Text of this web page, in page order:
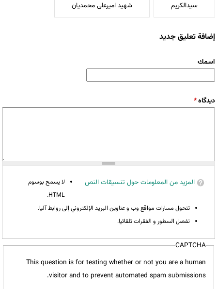
سیدالکریم شهید امیرعلی محمدیان
إضافة تعليق جديد
‏اسمك ‏
‏دیدگاه ‏*
المزيد من المعلومات حول تنسيقات النص
لا يسمح بوسوم
HTML.
تتحول مسارات مواقع وب و عناوين البريد الإلكتروني إلى روابط آليا.
تفصل السطور و الفقرات تلقائيا.
CAPTCHA
This question is for testing whether or not you are a human
visitor and to prevent automated spam submissions.